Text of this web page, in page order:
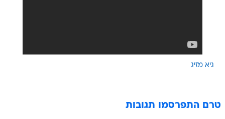
גיא מזיג
טרם התפרסמו תגובות